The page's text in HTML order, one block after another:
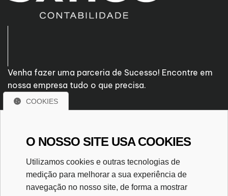
Venha fazer uma parceria de Sucesso! Encontre em
nossa empresa tudo o que precisa.
CEP. 86700-150
(43) 3055-2040
(43) 98859-8034
sanco@sanco.cnt.br
CRC/PR - 039013-O/6
COOKIES
O NOSSO SITE USA COOKIES
Utilizamos cookies e outras tecnologias de
medição para melhorar a sua experiência de
navegação no nosso site, de forma a mostrar